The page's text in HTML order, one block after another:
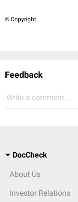
© Copyright
Feedback
Write a comment...
DocCheck
About Us
Investor Relations